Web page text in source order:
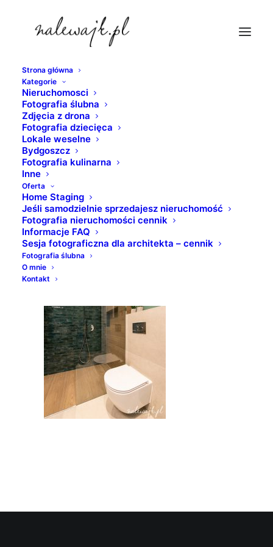
Strona główna
Kategorie
Nieruchomosci
Fotografia ślubna
Zdjęcia z drona
Fotografia dziecięca
Lokale weselne
Bydgoszcz
Fotografia kulinarna
Inne
Oferta
Home Staging
Jeśli samodzielnie sprzedajesz nieruchomość
Fotografia nieruchomości cennik
Informacje FAQ
Sesja fotograficzna dla architekta – cennik
Fotografia ślubna
O mnie
Kontakt
zdjecia-wnetrz-torun
Strona Główna
Mieszkanie do wynajęcia | River Tower Bydgoszcz | Sesja
fotograficzna mieszkania